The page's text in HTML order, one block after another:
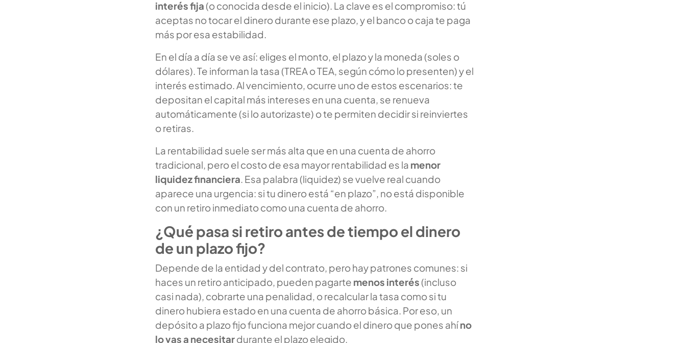
interés fija (o conocida desde el inicio). La clave es el compromiso: tú
aceptas no tocar el dinero durante ese plazo, y el banco o caja te paga
más por esa estabilidad.
En el día a día se ve así: eliges el monto, el plazo y la moneda (soles o
dólares). Te informan la tasa (TREA o TEA, según cómo lo presenten) y el
interés estimado. Al vencimiento, ocurre uno de estos escenarios: te
depositan el capital más intereses en una cuenta, se renueva
automáticamente (si lo autorizaste) o te permiten decidir si reinviertes
o retiras.
La rentabilidad suele ser más alta que en una cuenta de ahorro
tradicional, pero el costo de esa mayor rentabilidad es la menor
liquidez financiera . Esa palabra (liquidez) se vuelve real cuando
aparece una urgencia: si tu dinero está “en plazo”, no está disponible
con un retiro inmediato como una cuenta de ahorro.
¿Qué pasa si retiro antes de tiempo el dinero
de un plazo fijo?
Depende de la entidad y del contrato, pero hay patrones comunes: si
haces un retiro anticipado, pueden pagarte menos interés (incluso
casi nada), cobrarte una penalidad, o recalcular la tasa como si tu
dinero hubiera estado en una cuenta de ahorro básica. Por eso, un
depósito a plazo fijo funciona mejor cuando el dinero que pones ahíno
lo vas a necesitardurante el plazo elegido.